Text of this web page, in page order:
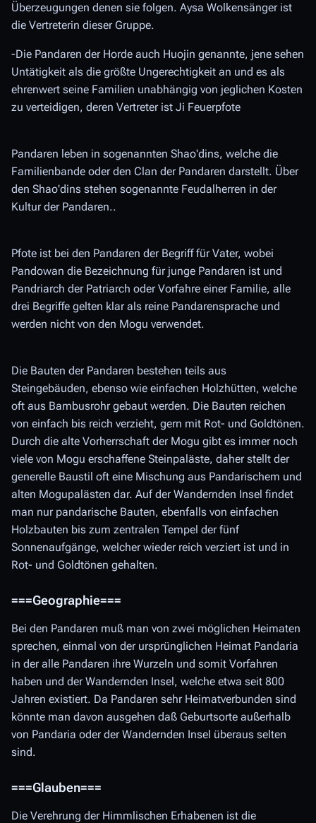
Überzeugungen denen sie folgen. Aysa Wolkensänger ist
die Vertreterin dieser Gruppe.
-Die Pandaren der Horde auch Huojin genannte, jene sehen
Untätigkeit als die größte Ungerechtigkeit an und es als
ehrenwert seine Familien unabhängig von jeglichen Kosten
zu verteidigen, deren Vertreter ist Ji Feuerpfote
Pandaren leben in sogenannten Shao'dins, welche die
Familienbande oder den Clan der Pandaren darstellt. Über
den Shao'dins stehen sogenannte Feudalherren in der
Kultur der Pandaren..
Pfote ist bei den Pandaren der Begriff für Vater, wobei
Pandowan die Bezeichnung für junge Pandaren ist und
Pandriarch der Patriarch oder Vorfahre einer Familie, alle
drei Begriffe gelten klar als reine Pandarensprache und
werden nicht von den Mogu verwendet.
Die Bauten der Pandaren bestehen teils aus
Steingebäuden, ebenso wie einfachen Holzhütten, welche
oft aus Bambusrohr gebaut werden. Die Bauten reichen
von einfach bis reich verzieht, gern mit Rot- und Goldtönen.
Durch die alte Vorherrschaft der Mogu gibt es immer noch
viele von Mogu erschaffene Steinpaläste, daher stellt der
generelle Baustil oft eine Mischung aus Pandarischem und
alten Mogupalästen dar. Auf der Wandernden Insel findet
man nur pandarische Bauten, ebenfalls von einfachen
Holzbauten bis zum zentralen Tempel der fünf
Sonnenaufgänge, welcher wieder reich verziert ist und in
Rot- und Goldtönen gehalten.
===Geographie===
Bei den Pandaren muß man von zwei möglichen Heimaten
sprechen, einmal von der ursprünglichen Heimat Pandaria
in der alle Pandaren ihre Wurzeln und somit Vorfahren
haben und der Wandernden Insel, welche etwa seit 800
Jahren existiert. Da Pandaren sehr Heimatverbunden sind
könnte man davon ausgehen daß Geburtsorte außerhalb
von Pandaria oder der Wandernden Insel überaus selten
sind.
===Glauben===
Die Verehrung der Himmlischen Erhabenen ist die